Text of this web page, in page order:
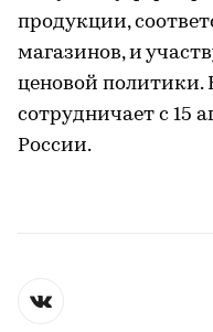
продукции,
магазинов, и
ценовой политики.
сотрудничает с 15
России.